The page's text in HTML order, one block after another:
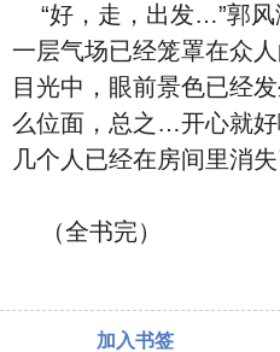
“好，走，出发…”郭风
一层气场已经笼罩在众
目光中，眼前景色已经
么位面，总之…开心就好
几个人已经在房间里消失
（全书完）
加入书签